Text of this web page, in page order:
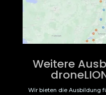
Weitere
Wir bieten die Ausbildung